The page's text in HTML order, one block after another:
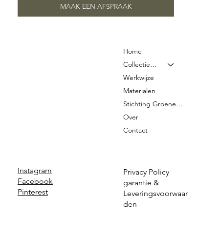
Instagram
Facebook
Pinterest
Privacy Policy
garantie &
Leveringsvoorwaar
den
Home
Collectie & Prijzen
Werkwijze
Materialen
Stichting Groene Graven
Over
Contact
MAAK EEN AFSPRAAK